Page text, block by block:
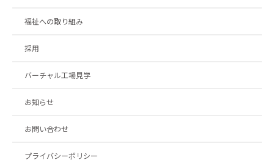
福祉への取り組み
採用
バーチャル工場見学
お知らせ
お問い合わせ
プライバシーポリシー